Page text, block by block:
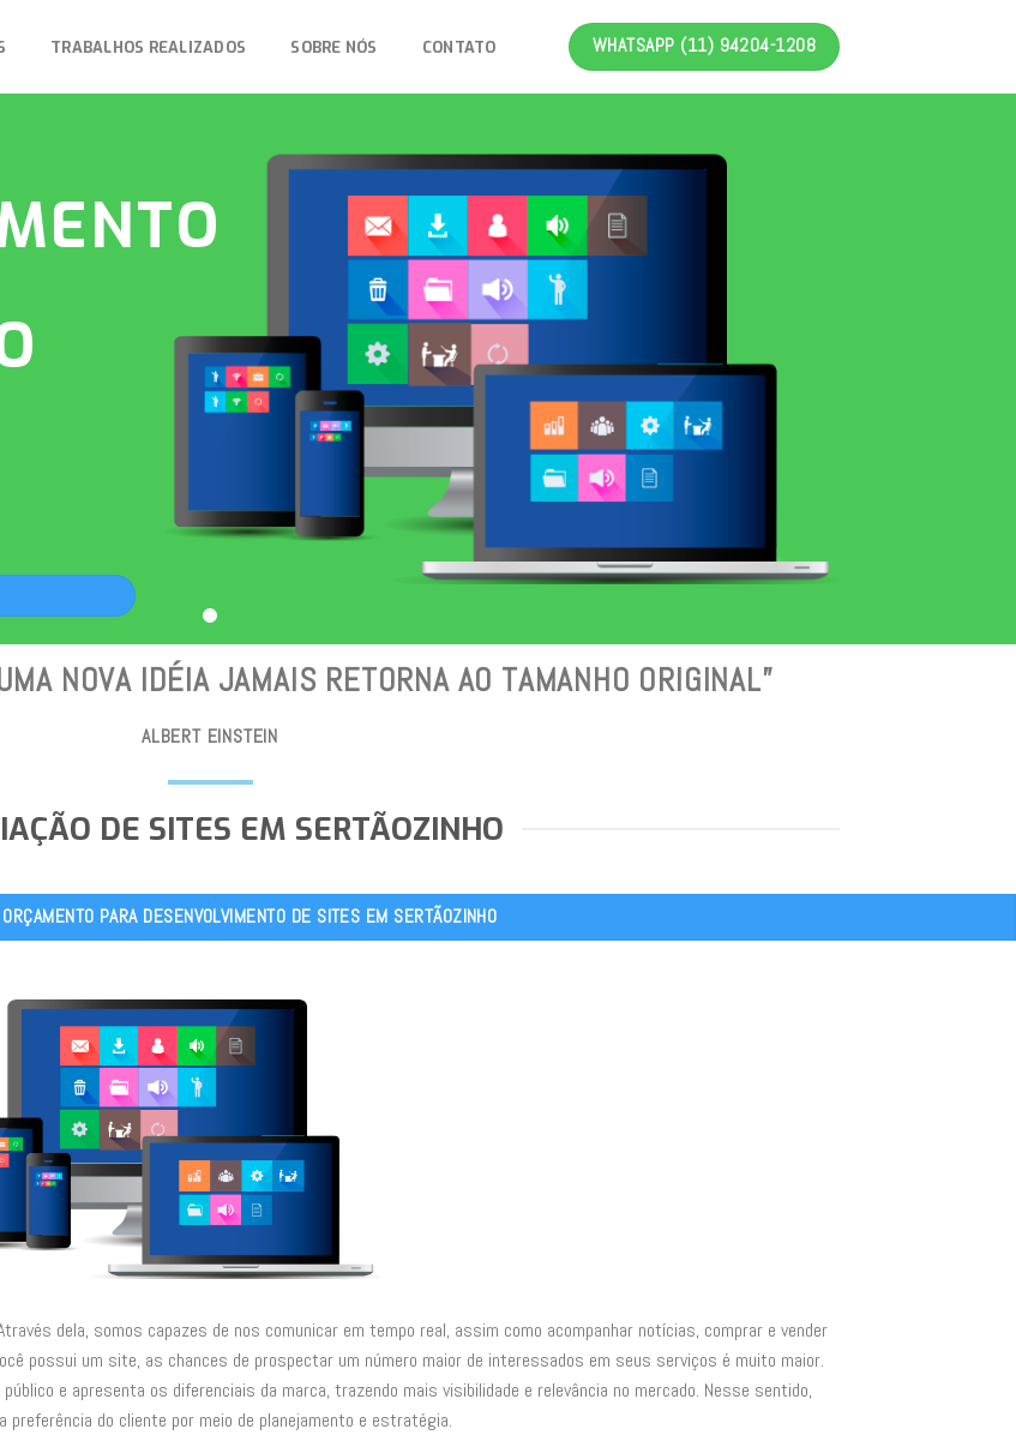
TRABALHOS REALIZADOS SOBRE NÓS CONTATO WHATSAPP (11) 94204-1208
NOVA IDÉIA JAMAIS RETORNA AO TAMANHO ORIGINAL”
ALBERT EINSTEIN
DE SITES EM SERTÃOZINHO
PARA DESENVOLVIMENTO DE SITES EM SERTÃOZINHO
dela, somos capazes de nos comunicar em tempo real, assim como acompanhar notícias, comprar e vender
possui um site, as chances de prospectar um número maior de interessados em seus serviços é muito maior.
e apresenta os diferenciais da marca, trazendo mais visibilidade e relevância no mercado. Nesse sentido,
do cliente por meio de planejamento e estratégia.